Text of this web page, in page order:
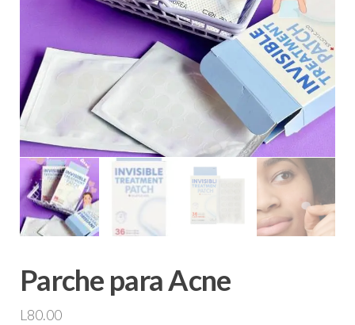
Parche para Acne
L 80.00